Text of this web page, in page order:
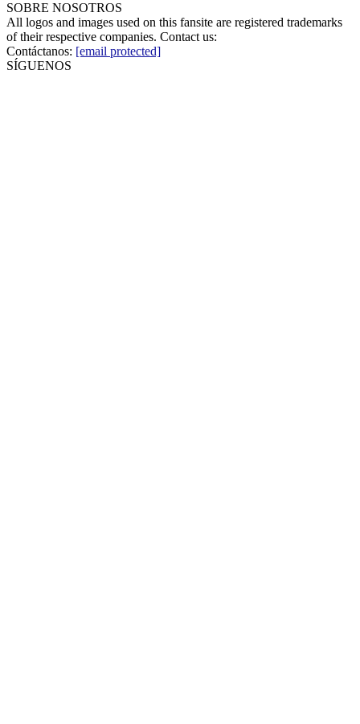
SOBRE NOSOTROS
All logos and images used on this fansite are registered trademarks
of their respective companies. Contact us:
Contáctanos: [email protected]
SÍGUENOS